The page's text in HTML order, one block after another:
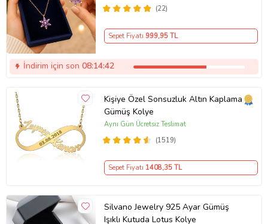
(22)
Sepet Fiyatı 999,95 TL
İndirim için son 08:14:41
Kişiye Özel Sonsuzluk Altın Kaplama
Gümüş Kolye
(1519)
Aynı Gün Ücretsiz Teslimat
Sepet Fiyatı 1408,35 TL
Silvano Jewelry 925 Ayar Gümüş
Işıklı Kutuda Lotus Kolye